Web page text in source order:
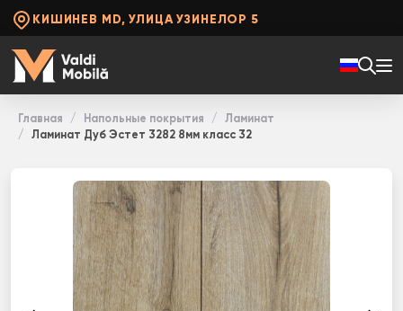
КИШИНЕВ MD, УЛИЦА УЗИНЕЛОР 5
Главная Напольные покрытия
Ламинат
Ламинат Дуб Эстет 3282 8мм класс 32